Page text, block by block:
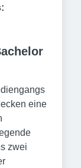
eine
zwei